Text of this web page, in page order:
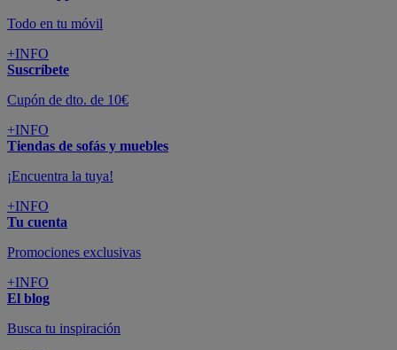
Todo en tu móvil
+INFO
Suscríbete
Cupón de dto. de 10€
+INFO
Tiendas de sofás y muebles
¡Encuentra la tuya!
+INFO
Tu cuenta
Promociones exclusivas
+INFO
El blog
Busca tu inspiración